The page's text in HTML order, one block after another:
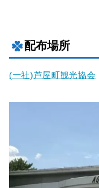
配布場所
(一社)芦屋町観光協会